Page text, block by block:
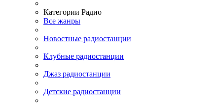
Категории Радио
Все жанры
Новостные радиостанции
Клубные радиостанции
Джаз радиостанции
Детские радиостанции